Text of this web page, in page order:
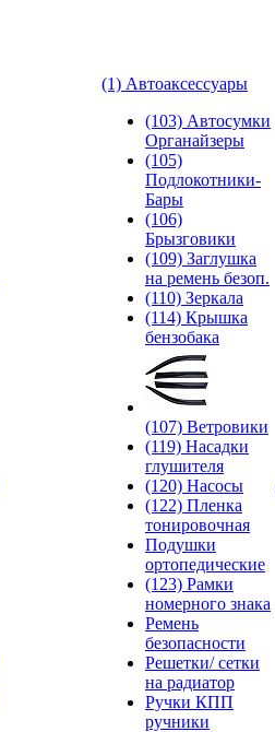
(1) Автоаксессуары
(103) Автосумки
Органайзеры
(105)
Подлокотники-
Бары
(106)
Брызговики
(109) Заглушка
на ремень безоп.
(110) Зеркала
(114) Крышка
бензобака
(107) Ветровики
(119) Насадки
глушителя
(120) Насосы
(122) Пленка
тонировочная
Подушки
ортопедические
(123) Рамки
номерного знака
Ремень
безопасности
Решетки/ сетки
на радиатор
Ручки КПП
ручники